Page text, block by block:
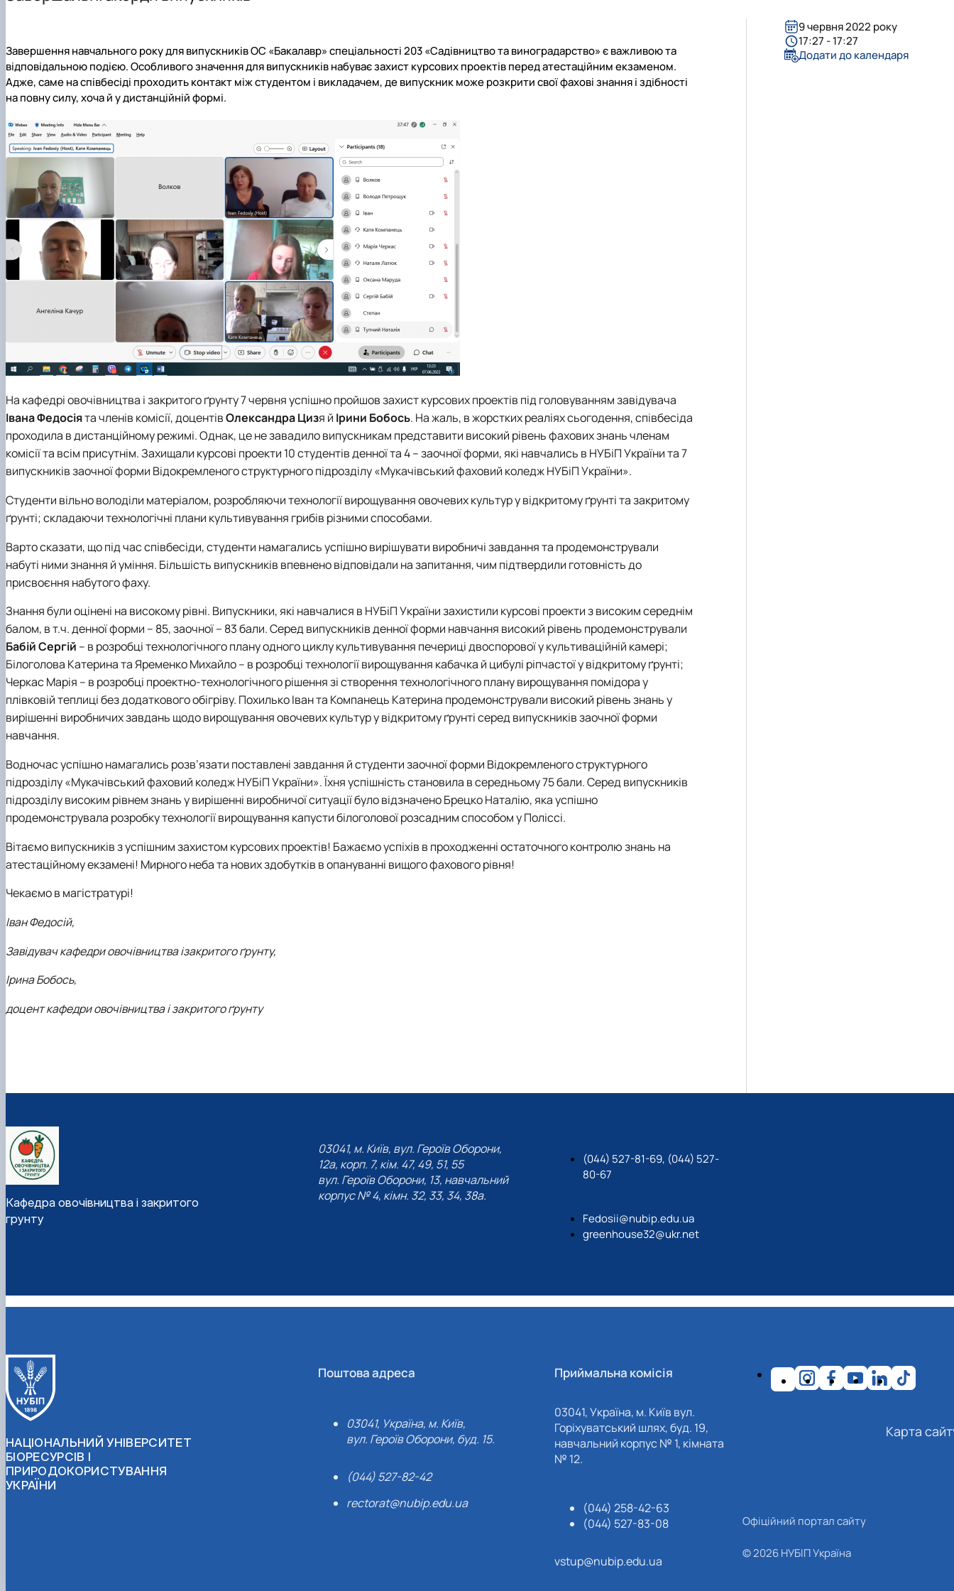
Програми практик
Звіт роботи гуртка за 2024-2025 рік
Постер
Стратегія розвитку гуртка "Овочівник"
Соц мережі
Графік відпрацювань лабораторних занять
Завершення навчального року для випускників ОС «Бакалавр» спеціальності 203 «Садівництво та виноградарство»є важливою та
відповідальною подією. Особливого значення для випускників набуває захист курсових проектів перед атестаційним екзаменом.
Адже, саме на співбесіді проходить контакт між студентом і викладачем, де випускник може розкрити свої фахові знання і здібності
на повну силу, хоча й у дистанційній формі.
На кафедрі овочівництва і закритого ґрунту7 червня успішно пройшов захист курсових проектів під головуванням завідувача
Івана Федосіята членів комісії, доцентівОлександра Цизя й Ірини Бобось. На жаль, в жорстких реаліях сьогодення, співбесіда
проходила в дистанційному режимі. Однак, це не завадило випускникам представити високий рівень фахових знань членам
комісії та всім присутнім. Захищали курсові проекти 10 студентів денної та 4 – заочної форми, які навчались в НУБіП України та 7
випускників заочної форми Відокремленого структурного підрозділу «Мукачівський фаховий коледж НУБіП України».
Студенти вільно володіли матеріалом, розробляючи технології вирощування овочевих культур у відкритому ґрунті тазакритому
ґрунті; складаючи технологічні плани культивування грибів різними способами.
Варто сказати, що під час співбесіди, студенти намагались успішно вирішувати виробничі завдання та продемонстрували
набуті ними знання й уміння. Більшість випускників впевнено відповідали на запитання, чим підтвердили готовність до
присвоєння набутого фаху.
Знання були оцінені на високому рівні. Випускники, які навчалися в НУБіП України захистили курсові проекти з високим середнім
балом, в т.ч. денної форми – 85, заочної – 83 бали. Серед випускників денної форми навчання високий рівень продемонстрували
Бабій Сергій – в розробці технологічного плану одного циклу культивування печериці двоспорової у культиваційній камері;
Білоголова Катерина та Яременко Михайло – в розробці технології вирощування кабачка й цибулі ріпчастої у відкритому ґрунті;
Черкас Марія – в розробці проектно-технологічного рішення зі створення технологічного плану вирощування помідора у
плівковій теплиці без додаткового обігріву. Похилько Іван та Компанець Катерина продемонстрували високий рівень знань у
вирішенні виробничих завдань щодо вирощування овочевих культур у відкритому ґрунті серед випускників заочної форми
навчання.
Водночас успішно намагались розв’язати поставлені завдання й студенти заочної форми Відокремленого структурного
підрозділу «Мукачівський фаховий коледж НУБіП України». Їхня успішність становила в середньому 75 бали. Серед випускників
підрозділу високим рівнем знань у вирішенні виробничої ситуації було відзначено Брецко Наталію, яка успішно
продемонструвала розробку технології вирощування капусти білоголової розсадним способом у Поліссі.
Вітаємо випускників з успішним захистом курсових проектів! Бажаємо успіхів в проходженні остаточного контролю знань на
атестаційному екзамені! Мирного неба та нових здобутків в опануванні вищого фахового рівня!
Чекаємо в магістратурі!
Іван Федосій,
Завідувач кафедри овочівництва ізакритого ґрунту,
Ірина Бобось,
доцент кафедри овочівництва ізакритого ґрунту
9 червня 2022 року
17:27 - 17:27
Додати до календаря
Кафедра овочівництва і закритого
грунту
03041, м. Київ, вул. Героїв Оборони,
12а, корп. 7, кім. 47, 49, 51, 55
вул. Героїв Оборони, 13, навчальний
корпус № 4, кімн. 32, 33, 34, 38а.
(044) 527-81-69, (044) 527-
80-67
Fedosii@nubip.edu.ua
greenhouse32@ukr.net
НАЦІОНАЛЬНИЙ УНІВЕРСИТЕТ
БІОРЕСУРСІВ І
ПРИРОДОКОРИСТУВАННЯ
УКРАЇНИ
Поштова адреса
03041, Україна, м. Київ,
вул. Героїв Оборони, буд. 15.
(044) 527-82-42
rectorat@nubip.edu.ua
Приймальна комісія
03041, Україна, м. Київ вул.
Горіхуватський шлях, буд. 19,
навчальний корпус № 1, кімната
№ 12.
(044) 258-42-63
(044) 527-83-08
vstup@nubip.edu.ua
Карта
Офіційний портал сайту
© 2026 НУБІП Україна